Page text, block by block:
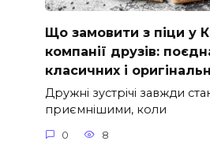
Що замовити з піци у
компанії друзів:
класичних і
Дружні зустрічі завжди
приємнішими, коли
0 8